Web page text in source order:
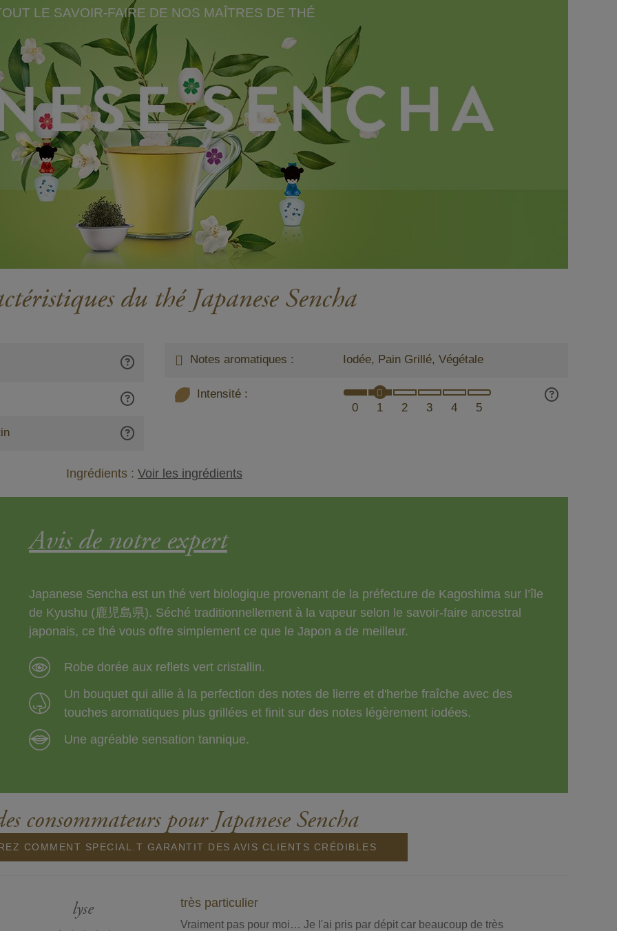
LE SAVOIR-FAIRE DE NOS MAÎTRES DE THÉ
du thé Japanese Sencha
Notes aromatiques : Iodée, Pain Grillé, Végétale
Intensité :
0
1 2 3 4 5
Ingrédients : Voir les ingrédients
Avis de notre expert
Japanese Sencha est un thé vert biologique provenant de la préfecture de Kagoshima sur l’île
de Kyushu (鹿児島県). Séché traditionnellement à la vapeur selon le savoir-faire ancestral
japonais, ce thé vous offre simplement ce que le Japon a de meilleur.
Robe dorée aux reflets vert cristallin.
Un bouquet qui allie à la perfection des notes de lierre et d'herbe fraîche avec des
touches aromatiques plus grillées et finit sur des notes légèrement iodées.
Une agréable sensation tannique.
consommateurs pour Japanese Sencha
COMMENT SPECIAL.T GARANTIT DES AVIS CLIENTS CRÉDIBLES
lyse très particulier
Vraiment pas pour moi… Je l'ai pris par dépit car beaucoup de très